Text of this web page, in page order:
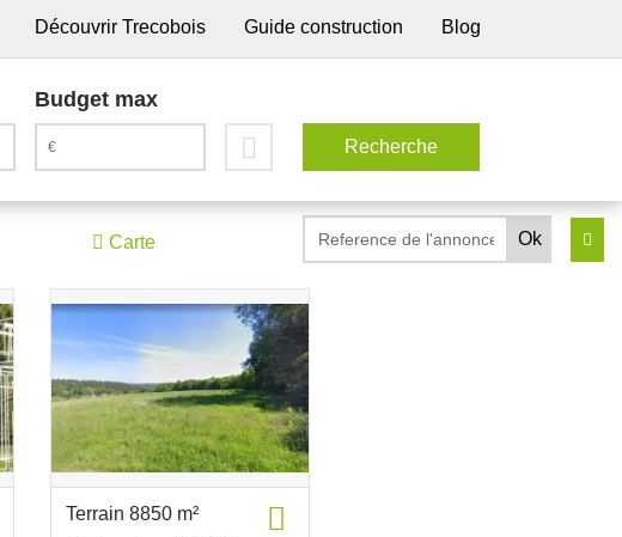
Découvrir Trecobois Guide construction Blog
Budget max
Carte
Terrain 8850 m²